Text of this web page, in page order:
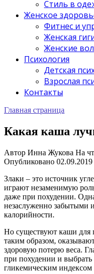
Стиль в
Женское
Фитнес и
Женская
Женские
Психология
Детская
Взрослая
Контакты
Главная страница
Какая каша
Автор Инна Жукова На
Опубликовано 02.09.2019
Злаки – это источник
играют незаменимую
даже при похудении.
незаслуженно забытыми
калорийности.
Но существуют каши для
таким образом,
здоровую потерю веса.
при похудении и
гликемическим